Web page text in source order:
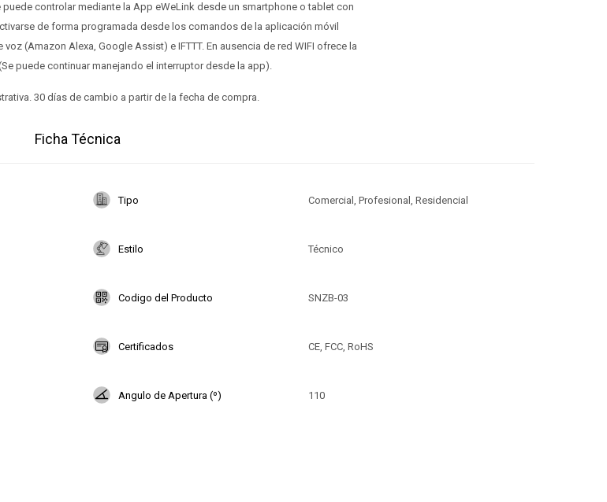
controlar mediante la App eWeLink desde un smartphone o tablet con
de forma programada desde los comandos de la aplicación móvil
(Amazon Alexa, Google Assist) e IFTTT. En ausencia de red WIFI ofrece la
puede continuar manejando el interruptor desde la app).
30 días de cambio a partir de la fecha de compra.
Ficha Técnica
Tipo Comercial, Profesional, Residencial
Estilo Técnico
Codigo del Producto SNZB-03
Certificados CE, FCC, RoHS
Angulo de Apertura (º) 110